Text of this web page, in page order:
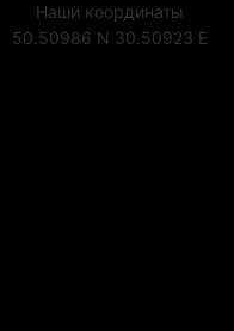
Наши координаты
50.50986 N 30.50923 E